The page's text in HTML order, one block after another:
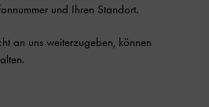
und Ihren Standort.
an uns weiterzugeben, können